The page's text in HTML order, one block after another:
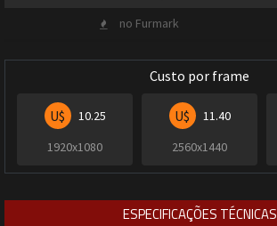
no Furmark
Custo por frame
U$
10.25
1920x1080
U$
11.40
2560x1440
ESPECIFICAÇÕES TÉCNICAS